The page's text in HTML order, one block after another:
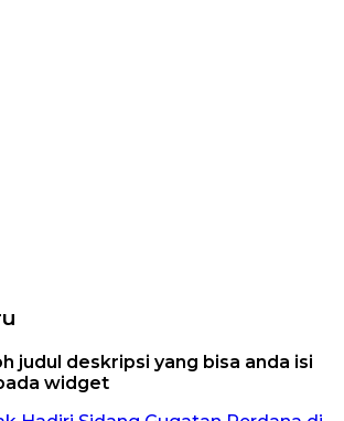
judul deskripsi yang bisa anda isi
widget